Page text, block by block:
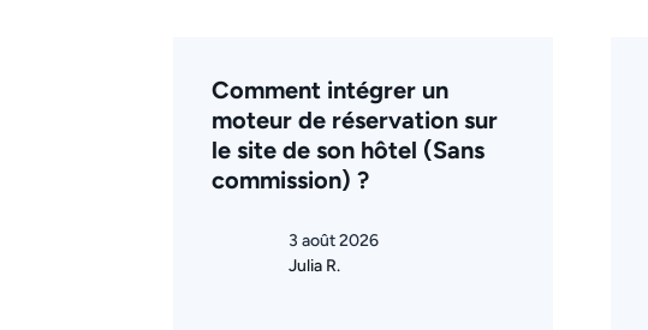
Comment intégrer un
moteur de réservation sur
le site de son hôtel (Sans
commission) ?
3 août 2026
Julia R.